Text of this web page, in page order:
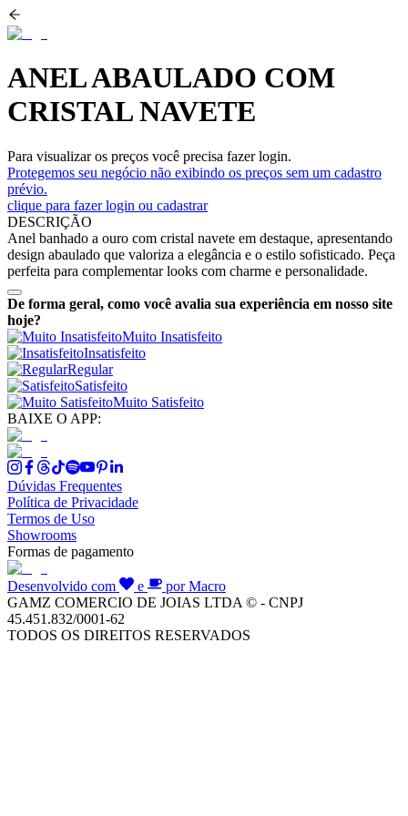
ANEL ABAULADO COM
CRISTAL NAVETE
Para visualizar os preços você precisa fazer login.
Protegemos seu negócio não exibindo os preços sem um cadastro
prévio.
clique para fazer login ou cadastrar
DESCRIÇÃO
Anel banhado a ouro com cristal navete em destaque, apresentando
design abaulado que valoriza a elegância e o estilo sofisticado. Peça
perfeita para complementar looks com charme e personalidade.
De forma geral, como você avalia sua experiência em nosso site
hoje?
Muito Insatisfeito
Insatisfeito
Regular
Satisfeito
Muito Satisfeito
BAIXE O APP:
Dúvidas Frequentes
Política de Privacidade
Termos de Uso
Showrooms
Formas de pagamento
Desenvolvido com e
por Macro
GAMZ COMERCIO DE JOIAS LTDA © - CNPJ
45.451.832/0001-62
TODOS OS DIREITOS RESERVADOS